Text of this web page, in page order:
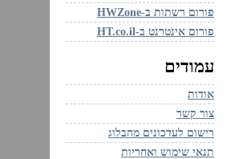
פורום רשתות ב-HWZone
פורום אינטרנט ב-HT.co.il
עמודים
אודות
צור קשר
רישום לעדכונים מהבלוג
תנאי שימוש ואחריות